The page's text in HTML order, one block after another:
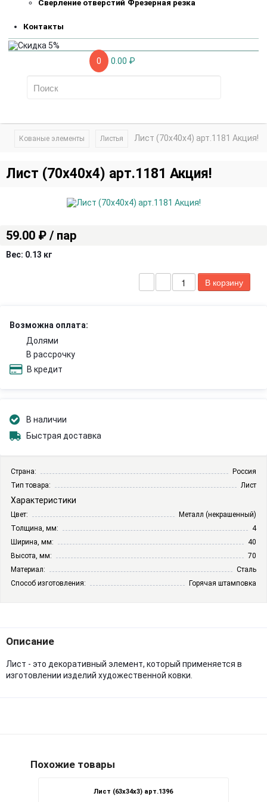
Сверление отверстий Фрезерная резка
Контакты
0 0.00 ₽
Кованые элементы Листья Лист (70х40х4) арт.1181 Акция!
Лист (70х40х4) арт.1181 Акция!
59.00 ₽ / пар
Вес: 0.13 кг
Возможна оплата:
Долями
В рассрочку
В кредит
В наличии
Быстрая доставка
Страна:
Россия
Тип товара:
Лист
Характеристики
Цвет:
Металл (некрашенный)
Толщина, мм:
4
Ширина, мм:
40
Высота, мм:
70
Материал:
Сталь
Способ изготовления:
Горячая штамповка
Описание
Лист - это декоративный элемент, который применяется в
изготовлении изделий художественной ковки.
Похожие товары
Лист (63х34х3) арт.1396